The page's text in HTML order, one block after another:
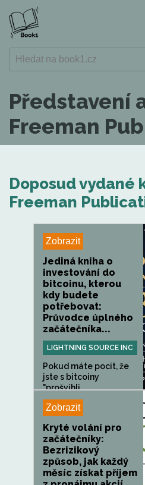
Představení
Freeman
Doposud vydané
Freeman
Zobrazit
Jediná kniha o
investování do
bitcoinu, kterou
kdy budete
potřebovat:
Průvodce úplného
začátečníka...
LIGHTNING SOURCE INC
Pokud máte pocit, že
jste s bitcoiny
"prošvihli...
Zobrazit
Kryté volání pro
začátečníky:
Bezrizikový
způsob, jak každý
měsíc získat příjem